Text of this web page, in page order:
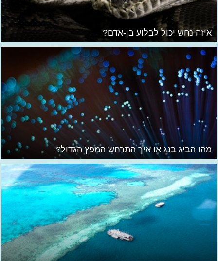
איזה נחש יכול לבלוע בן-אדם?
מהו הביג בנג או איך התרחש המפץ הגדול?